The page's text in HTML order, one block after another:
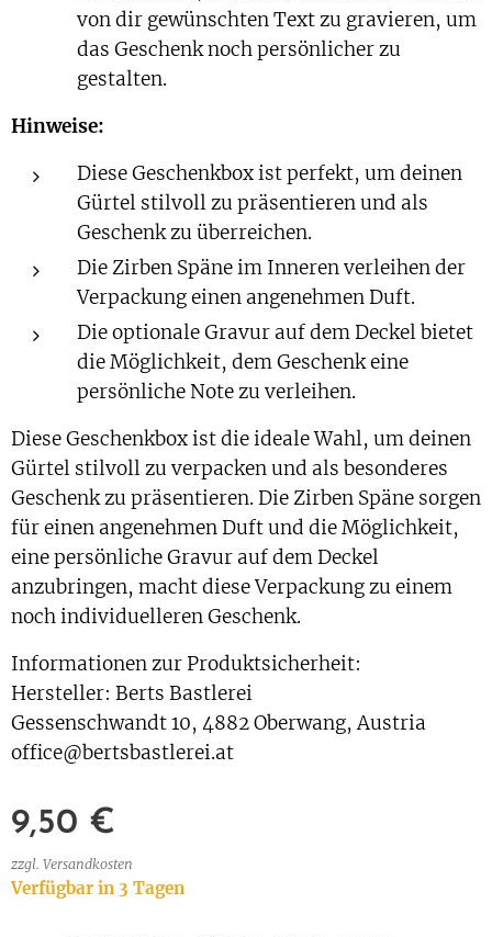
von dir gewünschten Text zu gravieren, um
das Geschenk noch persönlicher zu
gestalten.
Hinweise:
Diese Geschenkbox ist perfekt, um deinen
Gürtel stilvoll zu präsentieren und als
Geschenk zu überreichen.
Die Zirben Späne im Inneren verleihen der
Verpackung einen angenehmen Duft.
Die optionale Gravur auf dem Deckel bietet
die Möglichkeit, dem Geschenk eine
persönliche Note zu verleihen.
Diese Geschenkbox ist die ideale Wahl, um deinen
Gürtel stilvoll zu verpacken und als besonderes
Geschenk zu präsentieren. Die Zirben Späne sorgen
für einen angenehmen Duft und die Möglichkeit,
eine persönliche Gravur auf dem Deckel
anzubringen, macht diese Verpackung zu einem
noch individuelleren Geschenk.
Informationen zur Produktsicherheit:
Hersteller: Berts Bastlerei
Gessenschwandt 10, 4882 Oberwang, Austria
office@bertsbastlerei.at
9,50 €
zzgl. Versandkosten
Verfügbar in 3 Tagen